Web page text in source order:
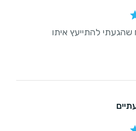
להתייעץ איתו